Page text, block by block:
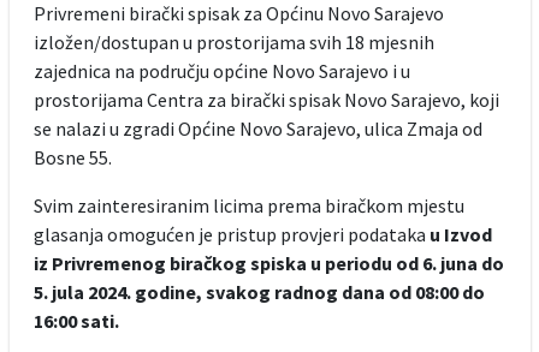
Privremeni birački spisak za Općinu Novo Sarajevo
izložen/dostupan u prostorijama svih 18 mjesnih
zajednica na području općine Novo Sarajevo i u
prostorijama Centra za birački spisak Novo Sarajevo, koji
se nalazi u zgradi Općine Novo Sarajevo, ulica Zmaja od
Bosne 55.
Svim zainteresiranim licima prema biračkom mjestu
glasanja omogućen je pristup provjeri podataka u Izvod
iz Privremenog biračkog spiska u periodu od 6. juna do
5. jula 2024. godine, svakog radnog dana od 08:00 do
16:00 sati.